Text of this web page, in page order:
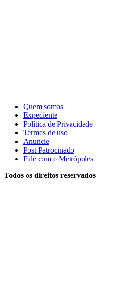
Quem somos
Expediente
Política de Privacidade
Termos de uso
Anuncie
Post Patrocinado
Fale com o Metrópoles
Todos os direitos reservados